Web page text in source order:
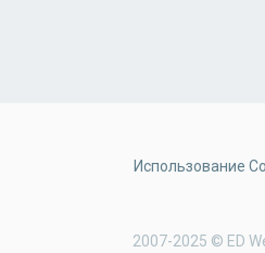
2007-2025 © ED
Использование